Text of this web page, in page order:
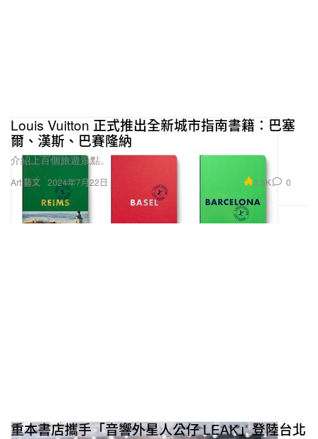
Art 藝文
Louis Vuitton 正式推出全新城市指南書籍：巴塞
爾、漢斯、巴賽隆納
介紹上百個旅遊景點。
2024年7月22日 3.5K 0
重本書店攜手「音響外星人公仔 LEAK」登陸台北